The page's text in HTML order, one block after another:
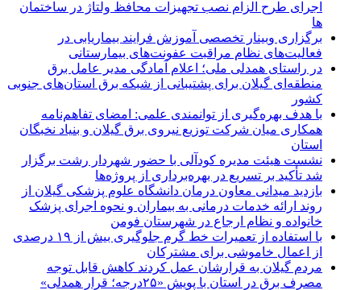
اجرای طرح الزام نصب تجهیزات محافظ ولتاژ در ساختمان
ها
برگزاری وبینار تخصصی آموزش فرایند بیماریابی در
فعالیت‌های نظام مراقبت عفونت‌های بیمارستانی
در راستای همدلی ملی؛ اعلام آمادگی مدیر عامل برق
منطقه‌ای گیلان برای پشتیبانی از شبكه برق استان‌های جنوبی
كشور
با هدف بهره‌گیری از توانمندی علمی: امضای تفاهم‌نامه
همكاری میان شركت توزیع نیروی برق گیلان و بنیاد نخبگان
استان
نشست هیئت مدیره کودآلی با حضور شهردار رشت برگزار
شد تأکید بر تسریع در بهره‌برداری از پروژه‌ها
بازدید میدانی معاون درمان دانشگاه علوم پزشکی گیلان از
روند ارائه خدمات درمانی به بیماران و نحوه اجرای پزشک
خانواده و نظام ارجاع در شهرستان فومن
با استفاده از تعمیرات خط گرم جلوگیری بیش از ۱۹ درصدی
از اعمال خاموشی برای مشتركان
مردم گیلان به قرارشان عمل کردند كاهش قابل توجه
مصرف برق در استان با پویش «۲۵درجه؛ قرار همدلی»